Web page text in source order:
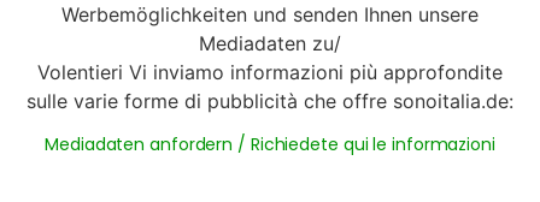
Werbemöglichkeiten und senden Ihnen unsere
Mediadaten zu/
Volentieri Vi inviamo informazioni più approfondite
sulle varie forme di pubblicità che offre sonoitalia.de:
Mediadaten anfordern / Richiedete qui le informazioni